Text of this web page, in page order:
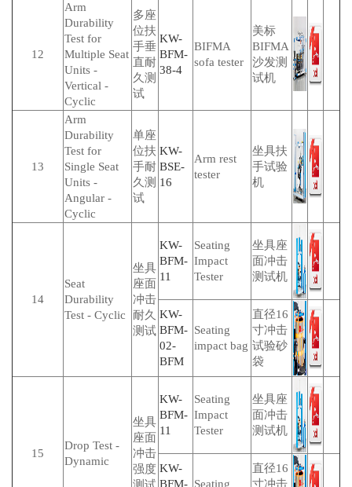
12
Arm
Durability
Test for
Multiple Seat
Units -
Vertical -
Cyclic
多座
位扶
手垂
直耐
久测
试
KW-
BFM-
38-4
BIFMA
sofa tester
美标
BIFMA
沙发测
试机
13
Arm
Durability
Test for
Single Seat
Units -
Angular -
Cyclic
单座
位扶
手耐
久测
试
KW-
BSE-
16
Arm rest
tester
坐具扶
手试验
机
14
Seat
Durability
Test - Cyclic
坐具
座面
冲击
耐久
测试
KW-
BFM-
11
Seating
Impact
Tester
坐具座
面冲击
测试机
KW-
BFM-
02-
BFM
Seating
impact bag
直径16
寸冲击
试验砂
袋
15
Drop Test -
Dynamic
坐具
座面
冲击
强度
KW-
BFM-
11
Seating
Impact
Tester
坐具座
面冲击
测试机
KW-
BFM- Seating
直径16
寸冲击